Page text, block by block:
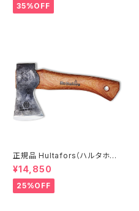
35%OFF
正規品 Hultafors（ハルタホー
ス）オーゲルファンミニハチェッ
ト スウェーデン製 手斧
¥14,850
25%OFF